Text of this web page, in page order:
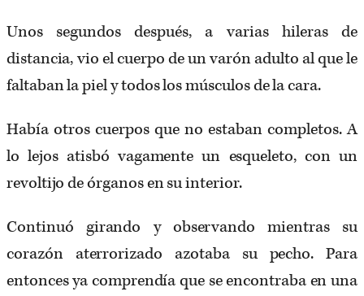
Unos segundos después, a varias hileras de
distancia, vio el cuerpo de un varón adulto al que le
faltaban la piel y todos los músculos de la cara.
Había otros cuerpos que no estaban completos. A
lo lejos atisbó vagamente un esqueleto, con un
revoltijo de órganos en su interior.
Continuó girando y observando mientras su
corazón aterrorizado azotaba su pecho. Para
entonces ya comprendía que se encontraba en una